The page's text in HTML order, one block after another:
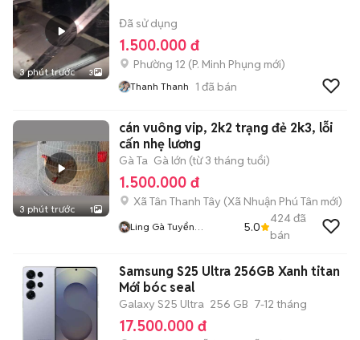
3 phút trước 3
Đã sử dụng
1.500.000 đ
Phường 12 (P. Minh Phụng mới)
Thanh Thanh 1 đã bán
3 phút trước 1
cán vuông vip, 2k2 trạng đẻ 2k3, lỗi
cấn nhẹ lương
Gà Ta Gà lớn (từ 3 tháng tuổi)
1.500.000 đ
Xã Tân Thanh Tây (Xã Nhuận Phú Tân mới)
Ling Gà Tuyển
5.0
424đã
bán
Samsung S25 Ultra 256GB Xanh titan
Mới bóc seal
Galaxy S25 Ultra 256 GB 7-12 tháng
17.500.000 đ